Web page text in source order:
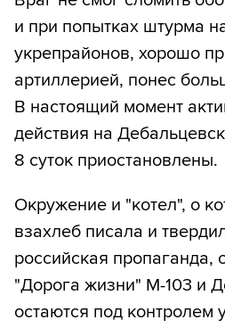
и при попытках штурма
укрепрайонов, хорошо
артиллерией, понес
В настоящий момент
действия на
8 суток приостановлены.
Окружение и "котел", о
взахлеб писала и
российская пропаганда,
"Дорога жизни" М-103 и
остаются под контролем